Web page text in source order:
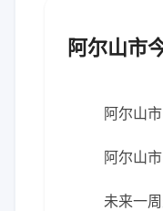
阿尔山市
阿尔山
阿尔山
未来一